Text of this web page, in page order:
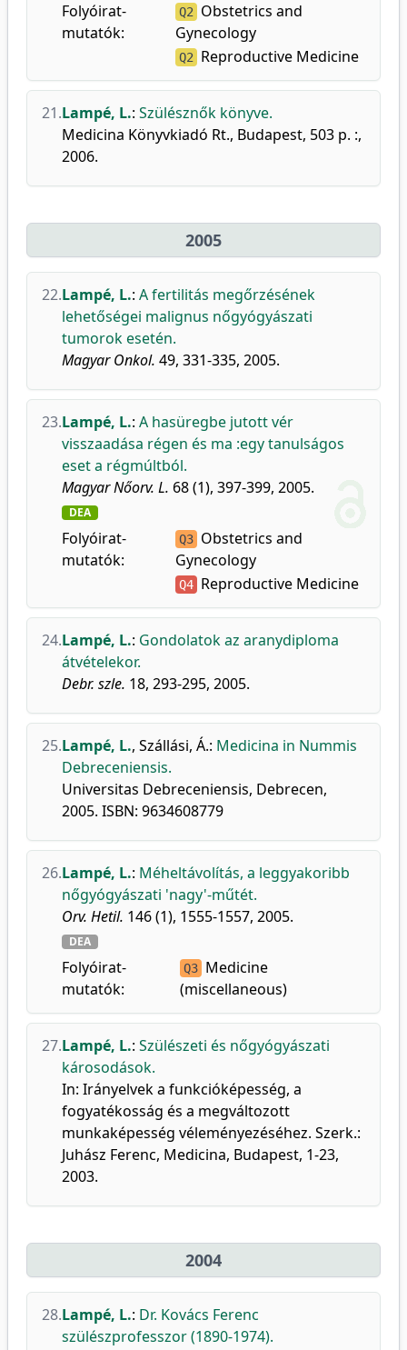
Folyóirat-
mutatók:
Q2
Obstetrics and
Gynecology
Q2 Reproductive Medicine
21.Lampé, L.: Szülésznők könyve.
Medicina Könyvkiadó Rt., Budapest, 503 p. :,
2006.
2005
22.Lampé, L.: A fertilitás megőrzésének
lehetőségei malignus nőgyógyászati
tumorok esetén.
Magyar Onkol. 49, 331-335, 2005.
23.Lampé, L.: A hasüregbe jutott vér
visszaadása régen és ma :egy tanulságos
eset a régmúltból.
Magyar Nőorv. L. 68 (1), 397-399, 2005.
DEA
Folyóirat-
mutatók:
Q3 Obstetrics and
Gynecology
Q4 Reproductive Medicine
24.Lampé, L.: Gondolatok az aranydiploma
átvételekor.
Debr. szle. 18, 293-295, 2005.
25.Lampé, L., Szállási, Á.: Medicina in Nummis
Debreceniensis.
Universitas Debreceniensis, Debrecen,
2005. ISBN: 9634608779
26.Lampé, L.: Méheltávolítás, a leggyakoribb
nőgyógyászati 'nagy'-műtét.
Orv. Hetil. 146 (1), 1555-1557, 2005.
DEA
Folyóirat-
mutatók:
Q3 Medicine
(miscellaneous)
27.Lampé, L.: Szülészeti és nőgyógyászati
károsodások.
In: Irányelvek a funkcióképesség, a
fogyatékosság és a megváltozott
munkaképesség véleményezéséhez. Szerk.:
Juhász Ferenc, Medicina, Budapest, 1-23,
2003.
2004
28.Lampé, L.: Dr. Kovács Ferenc
szülészprofesszor (1890-1974).